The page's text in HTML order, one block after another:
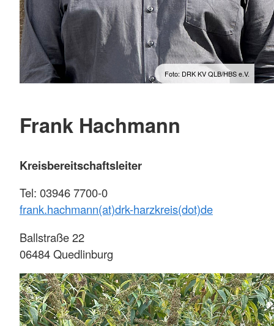
Foto: DRK KV QLB/HBS e.V.
Frank Hachmann
Kreisbereitschaftsleiter
Tel: 03946 7700-0
frank.hachmann(at)drk-harzkreis(dot)de
Ballstraße 22
06484 Quedlinburg